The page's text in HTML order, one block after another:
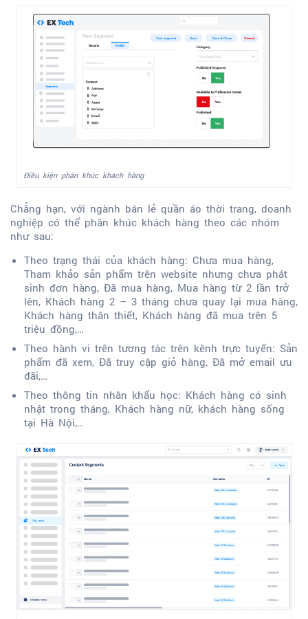
Điều kiện phân khúc khách hàng
Chẳng hạn, với ngành bán lẻ quần áo thời trang, doanh
nghiệp có thể phân khúc khách hàng theo các nhóm
như sau:
Theo trạng thái của khách hàng: Chưa mua hàng,
Tham khảo sản phẩm trên website nhưng chưa phát
sinh đơn hàng, Đã mua hàng, Mua hàng từ 2 lần trở
lên, Khách hàng 2 – 3 tháng chưa quay lại mua hàng,
Khách hàng thân thiết, Khách hàng đã mua trên 5
triệu đồng,…
Theo hành vi trên tương tác trên kênh trực tuyến: Sản
phẩm đã xem, Đã truy cập giỏ hàng, Đã mở email ưu
đãi,…
Theo thông tin nhân khẩu học: Khách hàng có sinh
nhật trong tháng, Khách hàng nữ, khách hàng sống
tại Hà Nội,…